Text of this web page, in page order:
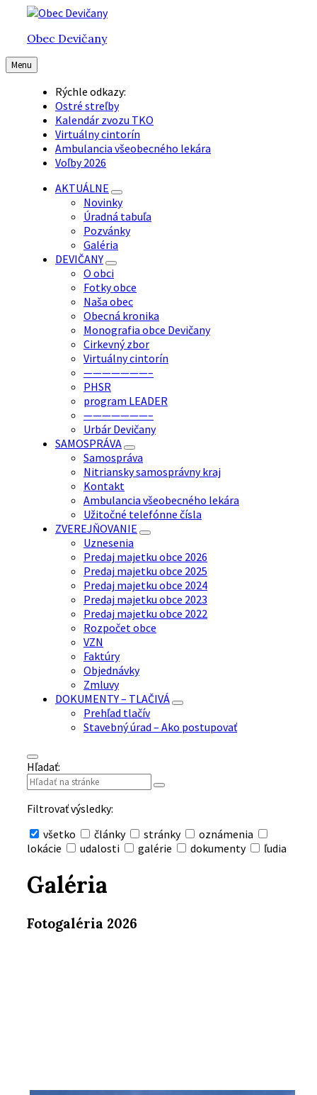
Preskočiť
obsah
Preskočiť
hlavnú
navigáciu
Preskočiť
pätičkuObec Devičany
Menu
Rýchle odkazy:
Ostré streľby
Kalendár zvozu TKO
Virtuálny cintorín
Ambulancia všeobecného lekára
Voľby 2026
AKTUÁLNE
Novinky
Úradná tabuľa
Pozvánky
Galéria
DEVIČANY
O obci
Fotky obce
Naša obec
Obecná kronika
Monografia obce Devičany
Cirkevný zbor
Virtuálny cintorín
———————–
PHSR
program LEADER
———————–
Urbár Devičany
SAMOSPRÁVA
Samospráva
Nitriansky samosprávny kraj
Kontakt
Ambulancia všeobecného lekára
Užitočné telefónne čísla
ZVEREJŇOVANIE
Uznesenia
Predaj majetku obce 2026
Predaj majetku obce 2025
Predaj majetku obce 2024
Predaj majetku obce 2023
Predaj majetku obce 2022
Rozpočet obce
VZN
Faktúry
Objednávky
Zmluvy
DOKUMENTY – TLAČIVÁ
Prehľad tlačív
Stavebný úrad – Ako postupovať
Hľadať:
Filtrovať výsledky:
všetko
články stránky
oznámenia
lokácie
udalosti galérie dokumenty ľudia
vyhľadávanie
Galéria
Fotogaléria 2026